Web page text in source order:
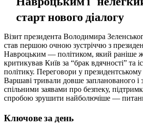
старт нового діалогу
Візит президента Володимира
став першою очною зустріччю з
Навроцьким — політиком, який раніше
критикував Київ за “брак вдячності” та
політику. Переговори у президентському
Варшаві тривали довше запланованого і
спільними заявами про безпеку,
спробою зрушити найболючіше —
Ключове за день